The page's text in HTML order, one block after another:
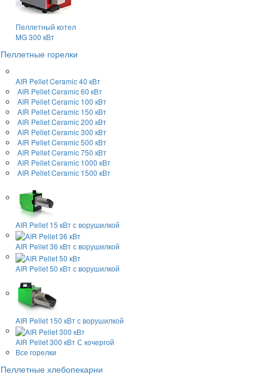
Пеллетный котел
MG 300 кВт
Пеллетные горелки
AIR PelletCeramic 40 кВт
AIR PelletCeramic 60 кВт
AIR PelletCeramic 100 кВт
AIR PelletCeramic 150 кВт
AIR PelletCeramic 200 кВт
AIR PelletCeramic 300 кВт
AIR PelletCeramic 500 кВт
AIR PelletCeramic 750 кВт
AIR PelletCeramic 1000 кВт
AIR PelletCeramic 1500 кВт
AIR Pellet 15 кВтс ворушилкой
AIR Pellet 36 кВтс ворушилкой
AIR Pellet 50 кВтс ворушилкой
AIR Pellet 150 кВтс ворушилкой
AIR Pellet 300 кВтС кочергой
Все горелки
Пеллетные хлебопекарни